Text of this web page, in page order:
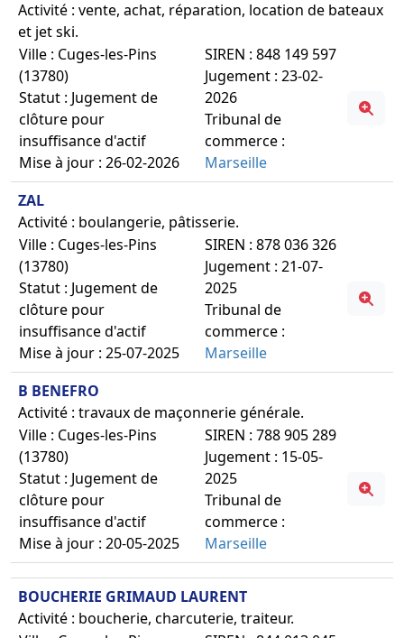
Activité : vente, achat, réparation, location de bateaux
et jet ski.
Ville : Cuges-les-Pins
(13780)
Statut : Jugement de
clôture pour
insuffisance d'actif
Mise à jour : 26-02-2026
SIREN : 848 149 597
Jugement : 23-02-
2026
Tribunal de
commerce :
Marseille
ZAL
Activité : boulangerie, pâtisserie.
Ville : Cuges-les-Pins
(13780)
Statut : Jugement de
clôture pour
insuffisance d'actif
Mise à jour : 25-07-2025
SIREN : 878 036 326
Jugement : 21-07-
2025
Tribunal de
commerce :
Marseille
B BENEFRO
Activité : travaux de maçonnerie générale.
Ville : Cuges-les-Pins
(13780)
Statut : Jugement de
clôture pour
insuffisance d'actif
Mise à jour : 20-05-2025
SIREN : 788 905 289
Jugement : 15-05-
2025
Tribunal de
commerce :
Marseille
BOUCHERIE GRIMAUD LAURENT
Activité : boucherie, charcuterie, traiteur.